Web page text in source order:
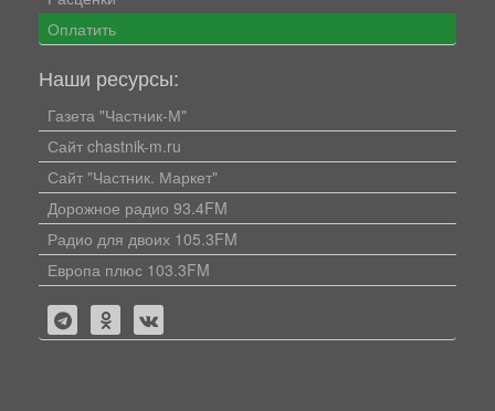
Оплатить
Наши ресурсы:
Газета "Частник-М"
Сайт chastnik-m.ru
Сайт "Частник. Маркет"
Дорожное радио 93.4FM
Радио для двоих 105.3FM
Европа плюс 103.3FM